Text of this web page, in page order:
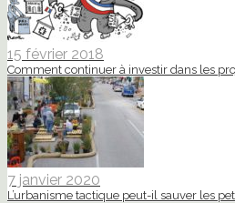
15 février 2018
Comment continuer à investir dans les
7 janvier 2020
L’urbanisme tactique peut-il sauver les